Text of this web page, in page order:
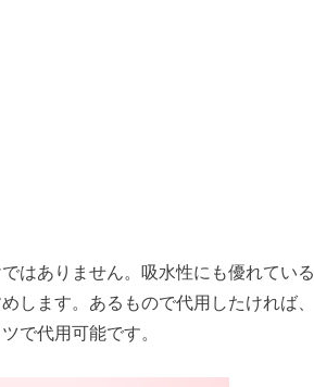
はありません。吸水性にも優れている
します。あるもので代用したければ、
で代用可能です。